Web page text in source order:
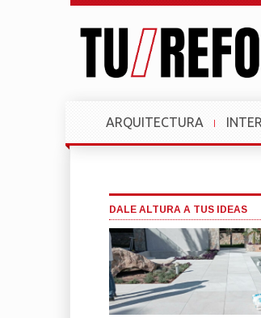
ARQUITECTURA
DALE ALTURA A TUS IDEAS